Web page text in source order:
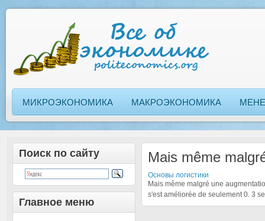
МИКРОЭКОНОМИКА МАКРОЭКОНОМИКА
Поиск по сайту
Главное меню
Mais même
Основы логистики
Mais même malgré une
s'est améliorée de seulement 0. 3